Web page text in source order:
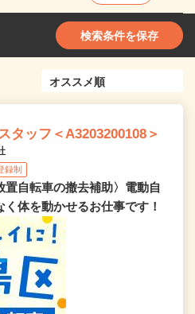
検索条件を保存
タッフ＜A3203200108＞
録制
置自転車の撤去補助〉電動自
体を動かせるお仕事です！